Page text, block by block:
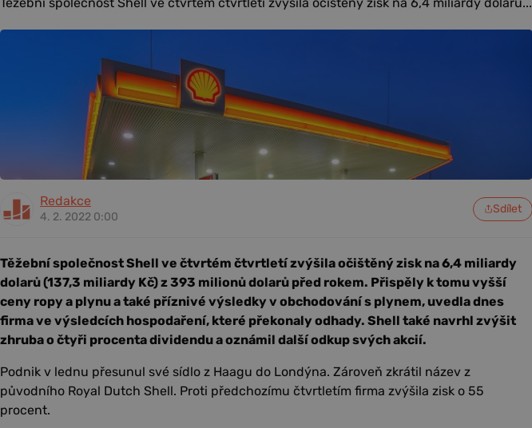
Redakce
4. 2. 2022 0:00
Sdílet
Těžební společnost Shell ve čtvrtém čtvrtletí zvýšila očištěný zisk na 6,4 miliardy
dolarů (137,3 miliardy Kč) z 393 milionů dolarů před rokem. Přispěly k tomu vyšší
ceny ropy a plynu a také příznivé výsledky v obchodování s plynem, uvedla dnes
firma ve výsledcích hospodaření, které překonaly odhady. Shell také navrhl zvýšit
zhruba o čtyři procenta dividendu a oznámil další odkup svých akcií.
Podnik v lednu přesunul své sídlo z Haagu do Londýna. Zároveň zkrátil název z
původního Royal Dutch Shell. Proti předchozímu čtvrtletím firma zvýšila zisk o 55
procent.